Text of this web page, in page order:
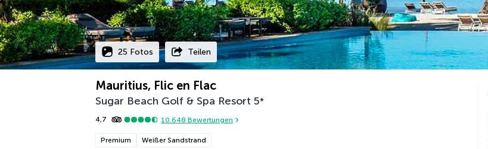
25 Fotos Teilen
Mauritius, Flic en Flac
Sugar Beach Golf & Spa Resort 5*
4,7 10.648 Bewertungen
Premium Weißer Sandstrand